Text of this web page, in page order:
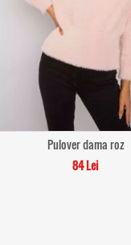
Pulover dama roz
84 Lei